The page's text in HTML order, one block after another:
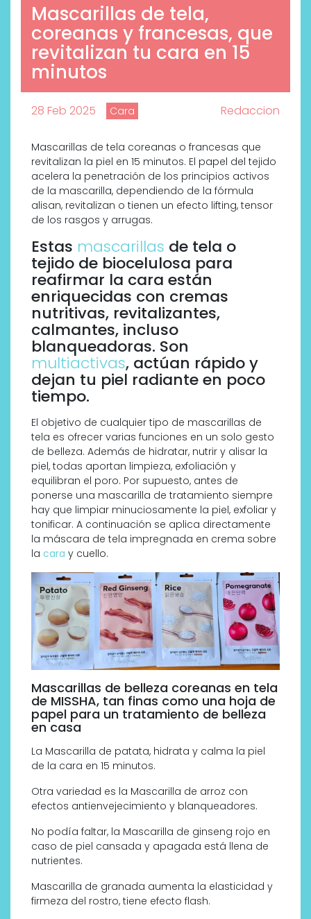
Mascarillas de tela,
coreanas y francesas, que
revitalizan tu cara en 15
minutos
28 Feb 2025 Cara Redaccion
Mascarillas de tela coreanas o francesas que
revitalizan la piel en 15 minutos. El papel del tejido
acelera la penetración de los principios activos
de la mascarilla, dependiendo de la fórmula
alisan, revitalizan o tienen un efecto lifting, tensor
de los rasgos y arrugas.
Estas mascarillas de tela o
tejido de biocelulosa para
reafirmar la cara están
enriquecidas con cremas
nutritivas, revitalizantes,
calmantes, incluso
blanqueadoras. Son
multiactivas, actúan rápido y
dejan tu piel radiante en poco
tiempo.
El objetivo de cualquier tipo de mascarillas de
tela es ofrecer varias funciones en un solo gesto
de belleza. Además de hidratar, nutrir y alisar la
piel, todas aportan limpieza, exfoliación y
equilibran el poro. Por supuesto, antes de
ponerse una mascarilla de tratamiento siempre
hay que limpiar minuciosamente la piel, exfoliar y
tonificar. A continuación se aplica directamente
la máscara de tela impregnada en crema sobre
la cara y cuello.
Mascarillas de belleza coreanas en tela
de MISSHA, tan finas como una hoja de
papel para un tratamiento de belleza
en casa
La Mascarilla de patata, hidrata y calma la piel
de la cara en 15 minutos.
Otra variedad es la Mascarilla de arroz con
efectos antienvejecimiento y blanqueadores.
No podía faltar, la Mascarilla de ginseng rojo en
caso de piel cansada y apagada está llena de
nutrientes.
Mascarilla de granada aumenta la elasticidad y
firmeza del rostro, tiene efecto flash.